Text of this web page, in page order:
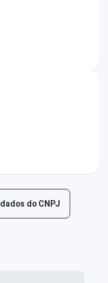
do CNPJ